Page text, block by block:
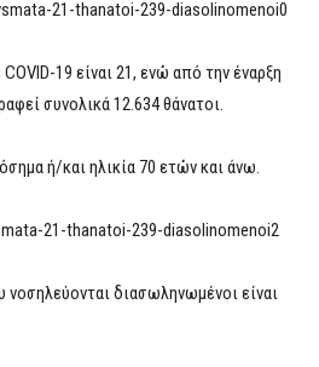
19 είναι 21, ενώ από την έναρξη
συνολικά 12.634 θάνατοι.
ή/και ηλικία 70 ετών και άνω.
διασωληνωμένοι είναι